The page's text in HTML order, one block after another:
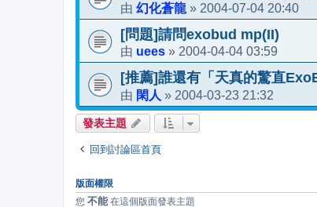
由 幻化蒼龍 » 2004-07-04 20:40
[問題]請問exobud mp(II)
由 uees » 2004-04-04 03:59
[推薦]誰還有「天真的驚直
由 閑人 » 2004-03-23 21:32
發表主題
回到討論區首頁
版面權限
您 不能 在這個版面發表主題